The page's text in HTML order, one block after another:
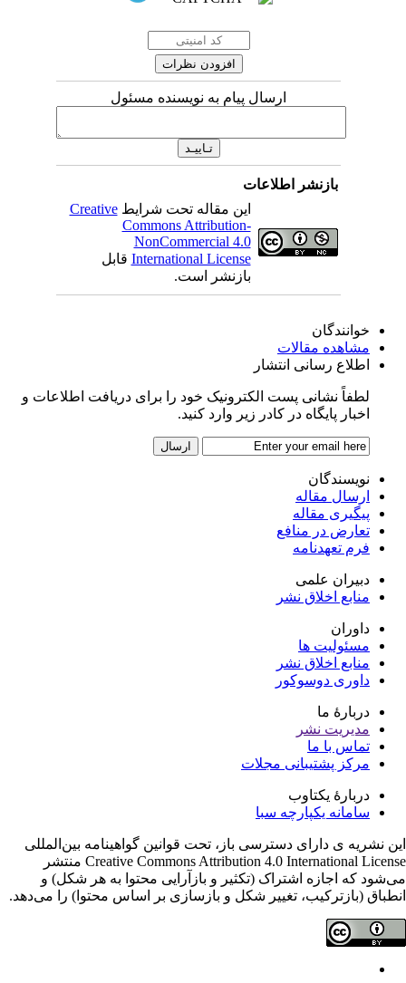
ارسال پیام به نویسنده مسئول
بازنشر اطلاعات
این مقاله تحت شرایطCreative
Commons Attribution-
NonCommercial 4.0
International Licenseقابل
بازنشر است.
خوانندگان
مشاهده مقالات
اطلاع رسانی انتشار
لطفاً نشانی پست الکترونیک خود را برای دریافت اطلاعات و
اخبار پایگاه در کادر زیر وارد کنید.
نویسندگان
ارسال مقاله
پیگیری مقاله
تعارض در منافع
فرم تعهدنامه
دبیران علمی
منابع اخلاق نشر
داوران
مسئولیت ها
منابع اخلاق نشر
داوری دوسوکور
دربارۀ ما
مدیریت نشر
تماس با ما
مرکز پشتیبانی مجلات
دربارۀ یکتاوب
سامانه یکپارچه سبا
نشریه ی دارای دسترسی باز، تحت قوانین گواهینامه بین‌المللی
Creative Commons Attribution 4.0 International License منتشر
که اجازه اشتراک (تکثیر و بازآرایی محتوا به هر شکل) و
(بازترکیب، تغییر شکل و بازسازی بر اساس محتوا) را می‌دهد.